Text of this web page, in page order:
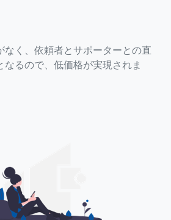
なく、依頼者とサポーターとの直
なるので、低価格が実現されま